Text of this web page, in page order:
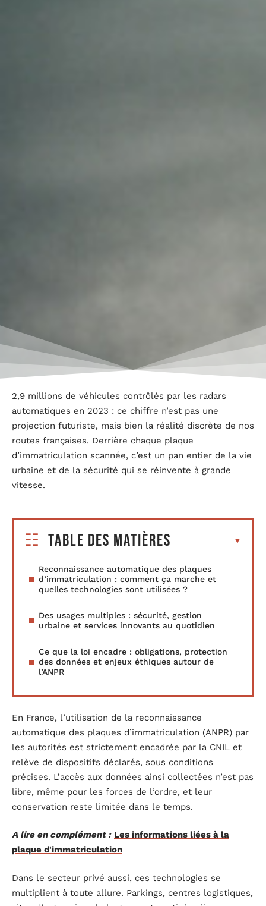
2,9 millions de véhicules contrôlés par les radars
automatiques en 2023 : ce chiffre n’est pas une
projection futuriste, mais bien la réalité discrète de nos
routes françaises. Derrière chaque plaque
d’immatriculation scannée, c’est un pan entier de la vie
urbaine et de la sécurité qui se réinvente à grande
vitesse.
Table des matières
Reconnaissance automatique des plaques
d’immatriculation : comment ça marche et
quelles technologies sont utilisées ?
Des usages multiples : sécurité, gestion
urbaine et services innovants au quotidien
Ce que la loi encadre : obligations, protection
des données et enjeux éthiques autour de
l’ANPR
En France, l’utilisation de la reconnaissance
automatique des plaques d’immatriculation (ANPR) par
les autorités est strictement encadrée par la CNIL et
relève de dispositifs déclarés, sous conditions
précises. L’accès aux données ainsi collectées n’est pas
libre, même pour les forces de l’ordre, et leur
conservation reste limitée dans le temps.
A lire en complément : Les informations liées à la
plaque d'immatriculation
Dans le secteur privé aussi, ces technologies se
multiplient à toute allure. Parkings, centres logistiques,